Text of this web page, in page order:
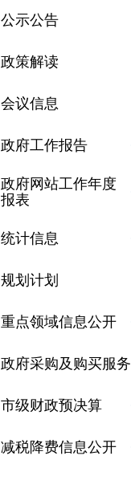
公示公告
政策解读
会议信息
政府工作报告
政府网站工作年度
报表
统计信息
规划计划
重点领域信息公开
政府采购及购买服务
市级财政预决算
减税降费信息公开